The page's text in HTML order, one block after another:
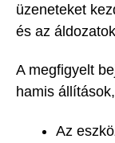
üzeneteket
és az
A megfigyelt
hamis
Az